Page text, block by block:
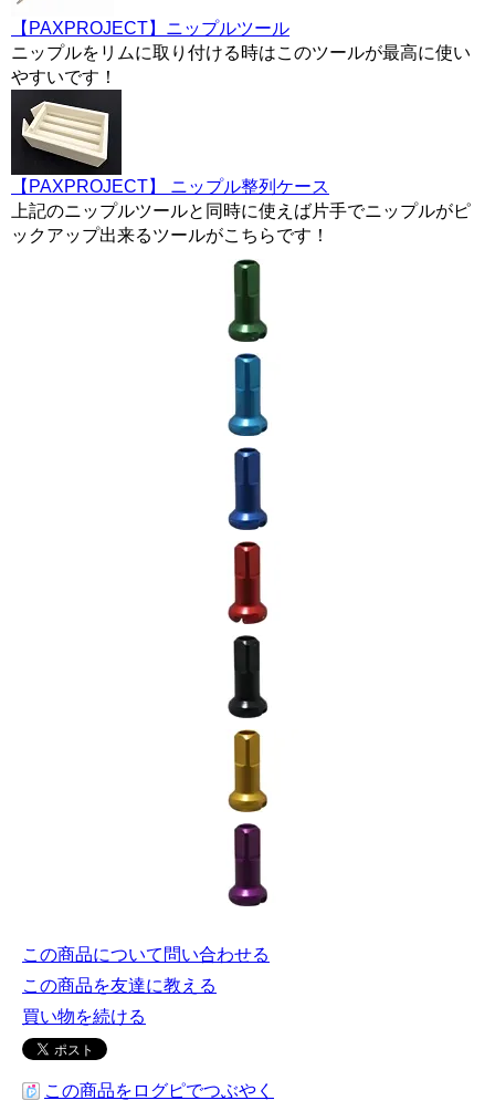
【PAXPROJECT】ニップルツール
ニップルをリムに取り付ける時はこのツールが最高に使い
やすいです！
【PAXPROJECT】 ニップル整列ケース
上記のニップルツールと同時に使えば片手でニップルがピ
ックアップ出来るツールがこちらです！
この商品について問い合わせる
この商品を友達に教える
買い物を続ける
この商品をログピでつぶやく